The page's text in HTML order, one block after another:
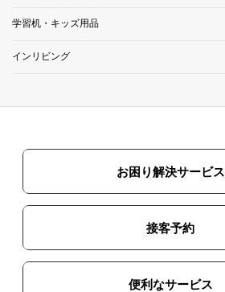
学習机・キッズ用品
インリビング
お困り解決サービス
接客予約
便利なサービス